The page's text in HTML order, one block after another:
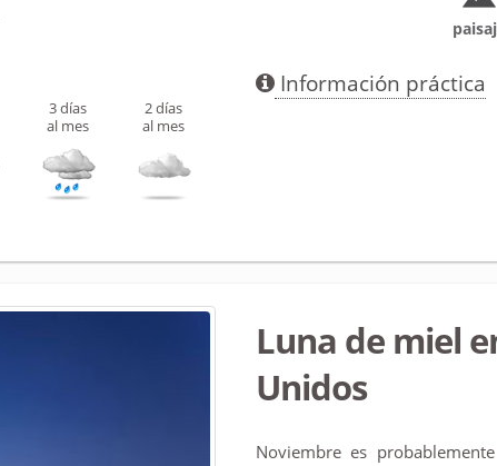
3 días
al mes
2 días
al mes
Información práctica
Luna de miel
Unidos
Noviembre es